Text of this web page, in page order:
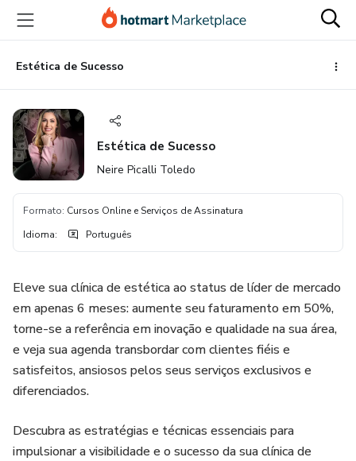
para
conteúdo
principal
para
pagamento
para
rodapé
Estética de Sucesso
Estética de Sucesso
Neire Picalli Toledo
Formato: Cursos Online e Serviços de Assinatura
Idioma: Português
Eleve sua clínica de estética ao status de líder de mercado
em apenas 6 meses: aumente seu faturamento em 50%,
torne-se a referência em inovação e qualidade na sua área,
e veja sua agenda transbordar com clientes fiéis e
satisfeitos, ansiosos pelos seus serviços exclusivos e
diferenciados.
Descubra as estratégias e técnicas essenciais para
impulsionar a visibilidade e o sucesso da sua clínica de